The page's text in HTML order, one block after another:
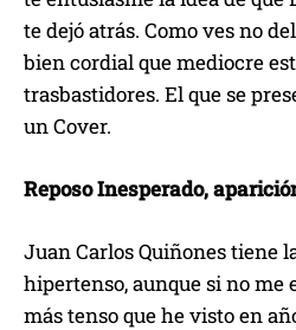
te dejó atrás. Como ves no
bien cordial que mediocre
trasbastidores. El que se
un Cover.
Reposo Inesperado,
Juan Carlos Quiñones tiene
hipertenso, aunque si no me
más tenso que he visto en